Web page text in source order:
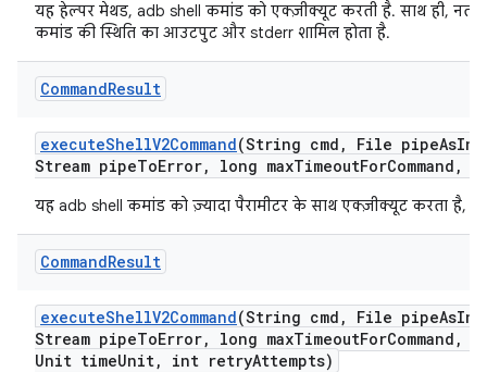
यह हेल्पर मेथड, adb shell कमांड को एक्ज़ीक्यूट करती है. साथ ही,
कमांड की स्थिति का आउटपुट और stderr शामिल होता है.
CommandResult
executeShellV2Command(String cmd , File pipeAs
Stream pipeToError, long maxTimeoutForCommand ,
यह adb shell कमांड को ज़्यादा पैरामीटर के साथ एक्ज़ीक्यूट करता है,
CommandResult
executeShellV2Command(String cmd , File pipeAs
Stream pipeToError, long maxTimeoutForCommand ,
Unit timeUnit, int retryAttempts)